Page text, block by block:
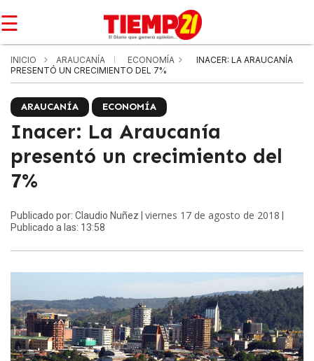
☰
INICIO ARAUCANÍA ECONOMÍA
INACER: LA ARAUCANÍA
PRESENTÓ UN CRECIMIENTO DEL 7%
ARAUCANÍA ECONOMÍA
Inacer: La Araucanía
presentó un crecimiento del
7%
Publicado por: Claudio Nuñez | viernes 17 de agosto de 2018
Publicado a las: 13:58